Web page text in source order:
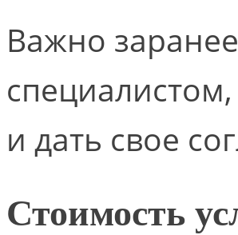
Важно
и дать свое
Стоимость